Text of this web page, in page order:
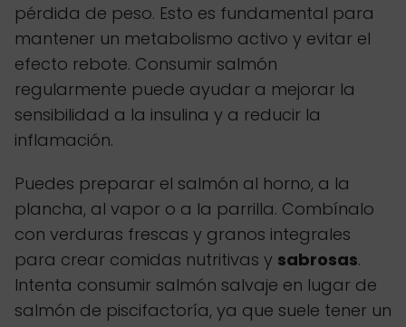
pérdida de peso. Esto es fundamental para
mantener un metabolismo activo y evitar el
efecto rebote. Consumir salmón
regularmente puede ayudar a mejorar la
sensibilidad a la insulina y a reducir la
inflamación.
Puedes preparar el salmón al horno, a la
plancha, al vapor o a la parrilla. Combínalo
con verduras frescas y granos integrales
para crear comidas nutritivas y sabrosas.
Intenta consumir salmón salvaje en lugar de
salmón de piscifactoría, ya que suele tener un